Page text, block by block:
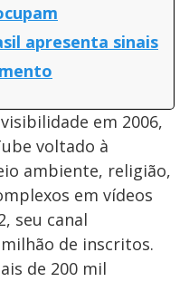
apresenta sinais
em 2006,
voltado à
ambiente, religião,
em vídeos
seu canal
de inscritos.
de 200 mil